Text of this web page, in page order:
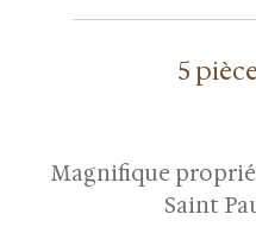
5
Magnifique
Saint